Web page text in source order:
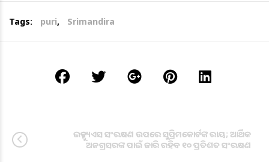
Tags: puri, Srimandira
ଇଡବ୍ଲ୍ୟୁଏସ ସଂରକ୍ଷଣ ଉପରେ ସୁପ୍ରିମକୋର୍ଟଙ୍କ ରାୟ; ଆର୍ଥିକ
ଅନଗ୍ରସରଙ୍କ ପାଇଁ ଜାରି ରହିବ ୧୦ ପ୍ରତିଶତ ସଂରକ୍ଷଣ